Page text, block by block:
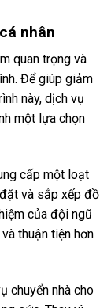
nhân
quan trọng và
Để giúp giảm
này, dịch vụ
một lựa chọn
cấp một loạt
và sắp xếp đồ
của đội ngũ
thuận tiện hơn
chuyển nhà cho